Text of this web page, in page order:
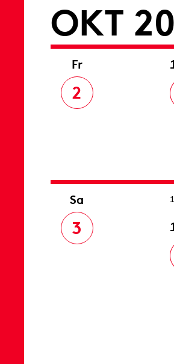
OKT
Fr
2
Sa
3